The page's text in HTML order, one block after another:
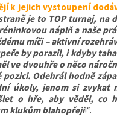
k jejich vystoupení
je to TOP turnaj, na
náplň a naše
míči – aktivní
by porazil, i kdyby
ve dvouhře o něco
Odehrál hodně
úkoly, jenom si zvykat
o hře, aby věděl, co
klukům blahopřeji!“.